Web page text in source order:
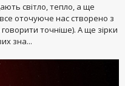
світло, тепло, а ще
оточуюче нас створено з
точніше). А ще зірки
зна...